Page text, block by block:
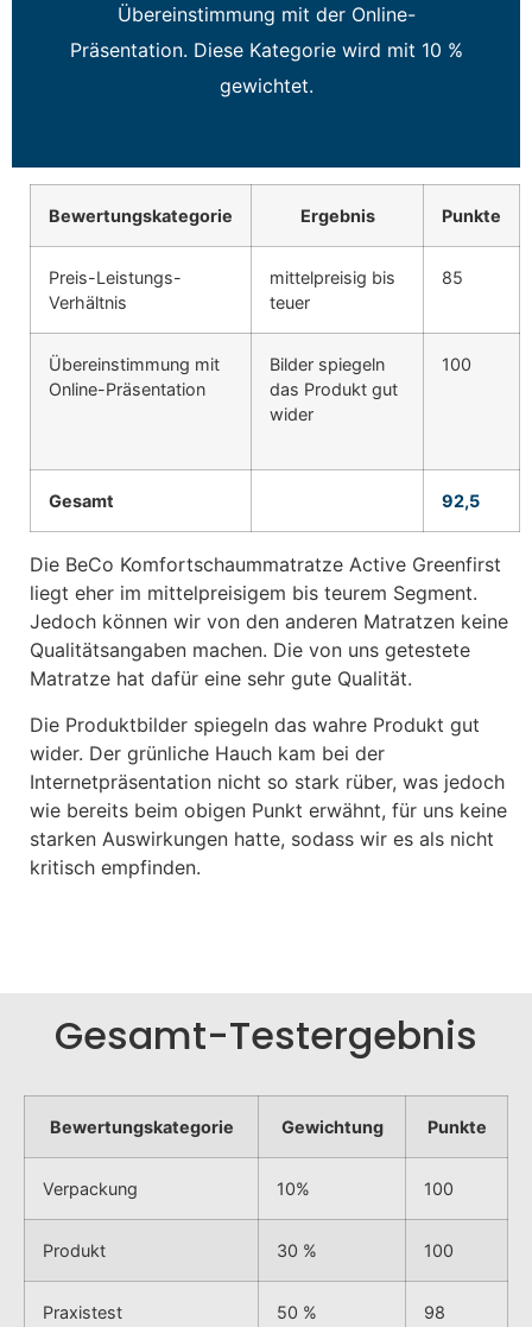
Übereinstimmung mit der Online-
Präsentation. Diese Kategorie wird mit 10 %
gewichtet.
Bewertungskategorie Ergebnis Punkte
Preis-Leistungs-
Verhältnis
mittelpreisig bis
teuer
85
Übereinstimmung mit
Online-Präsentation
Bilder spiegeln
das Produkt gut
wider
100
Gesamt 92,5
Die BeCo Komfortschaummatratze Active Greenfirst
liegt eher im mittelpreisigem bis teurem Segment.
Jedoch können wir von den anderen Matratzen keine
Qualitätsangaben machen. Die von uns getestete
Matratze hat dafür eine sehr gute Qualität.
Die Produktbilder spiegeln das wahre Produkt gut
wider. Der grünliche Hauch kam bei der
Internetpräsentation nicht so stark rüber, was jedoch
wie bereits beim obigen Punkt erwähnt, für uns keine
starken Auswirkungen hatte, sodass wir es als nicht
kritisch empfinden.
Gesamt-Testergebnis
Bewertungskategorie Gewichtung Punkte
Verpackung 10% 100
Produkt 30 % 100
Praxistest 50 % 98